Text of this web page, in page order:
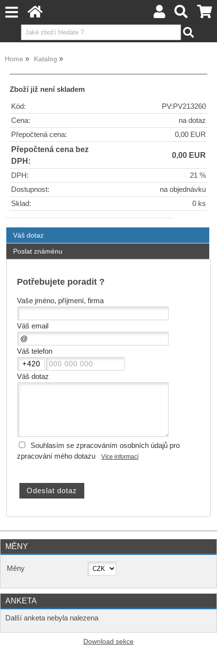
Home Katalog
Zboží již není skladem
Kód:
PV:PV213260
Cena:
na dotaz
Přepočtená cena:
0,00 EUR
Přepočtená cena bez
DPH:
0,00 EUR
DPH:
21 %
Dostupnost:
na objednávku
Sklad:
0 ks
Váš dotaz
Poslat známénu
Potřebujete poradit ?
Vaše jméno, příjmení, firma
Váš email
Váš telefon
Váš dotaz
Souhlasím se zpracováním osobních údajů pro
zpracování mého dotazu
Více informací
MĚNY
Měny
ANKETA
Další anketa nebyla nalezena
Download sekce